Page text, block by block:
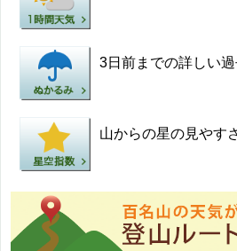
3日前までの詳しい
山からの星の見やす